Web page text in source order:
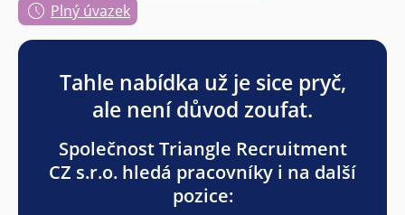
Plný úvazek
Tahle nabídka už je sice pryč,
ale není důvod zoufat.
Společnost Triangle Recruitment
CZ s.r.o. hledá pracovníky i na další
pozice: